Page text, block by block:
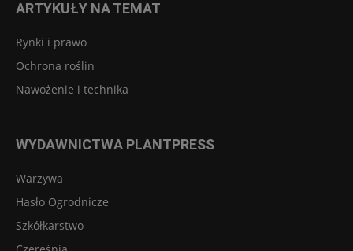
ARTYKUŁY NA TEMAT
Rynki i prawo
Ochrona roślin
Nawożenie i technika
WYDAWNICTWA PLANTPRESS
Warzywa
Hasło Ogrodnicze
Szkółkarstwo